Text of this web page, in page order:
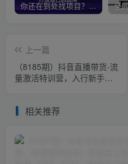
你还在到处找项目？还在当韭菜？我靠卖项目一个月收入5万+，曾经我也是个失败者。
上一篇
（8185期）抖音直播带货-流
量激活特训营，入行新手小
相关推荐